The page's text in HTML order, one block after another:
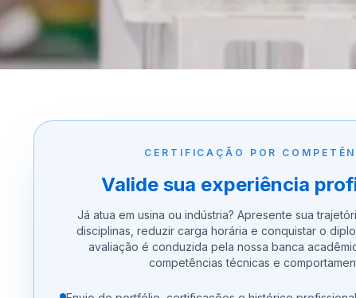
CERTIFICAÇÃO POR
Valide sua experiência
Já atua em usina ou indústria? Apresente sua
disciplinas, reduzir carga horária e conquistar o
avaliação é conduzida pela nossa banca
competências técnicas e